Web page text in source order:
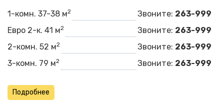
1-комн. 37-38 м2 Звоните: 263-999
Евро 2-к. 41 м2 Звоните: 263-999
2-комн. 52 м2 Звоните: 263-999
3-комн. 79 м2 Звоните: 263-999
Подробнее